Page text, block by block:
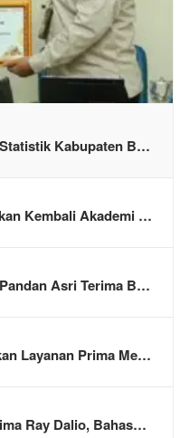
Kabupaten B…
Kembali Akademi …
Asri Terima B…
Layanan Prima Me…
Ray Dalio, Bahas…